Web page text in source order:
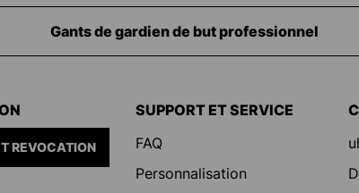
Équipement pour les gardiens de but
REVOCATION
SUPPORT ET SERVICE
FAQ
Personnalisation